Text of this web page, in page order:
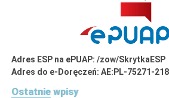
Adres ESP na ePUAP: /zow/SkrytkaESP
Adres do e-Doręczeń: AE:PL-75271-
Ostatnie wpisy